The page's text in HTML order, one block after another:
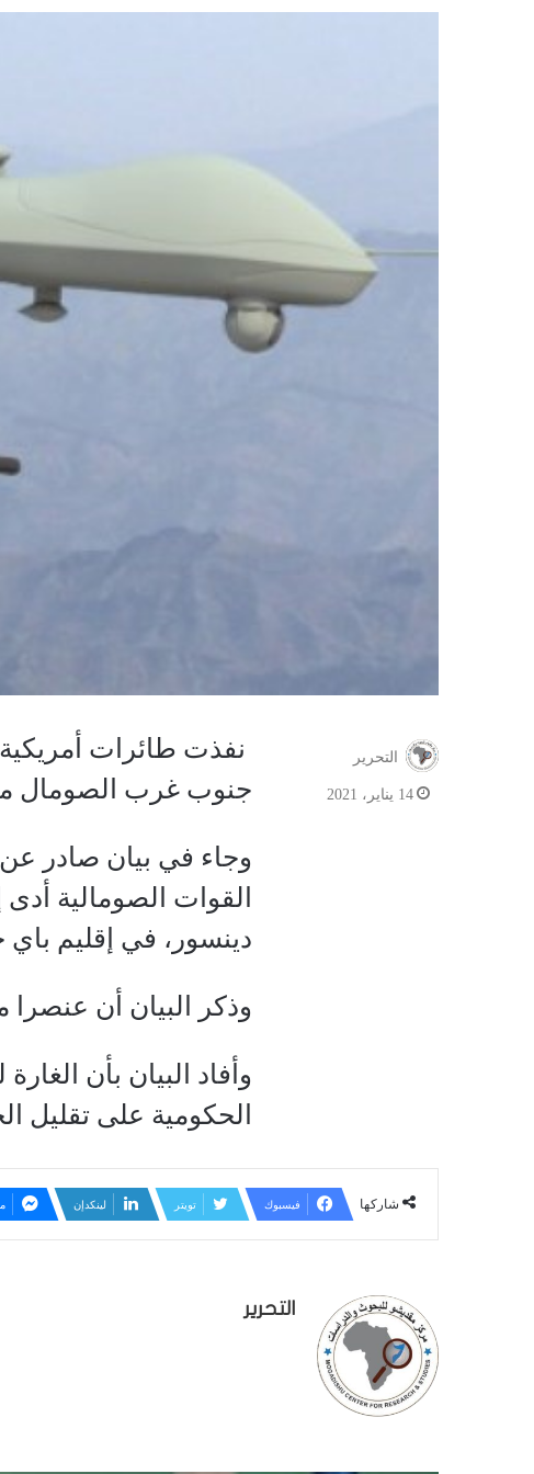
نفذت طائرات
جنوب غرب الصومال
وجاء في بيان صادر عن
القوات الصومالية
دينسور، في إقليم
وذكر البيان أن
وأفاد البيان بأن
الحكومية على تقليل
التحرير
14 يناير، 2021
شاركها فيسبوك تويتر لينكدإن
التحرير